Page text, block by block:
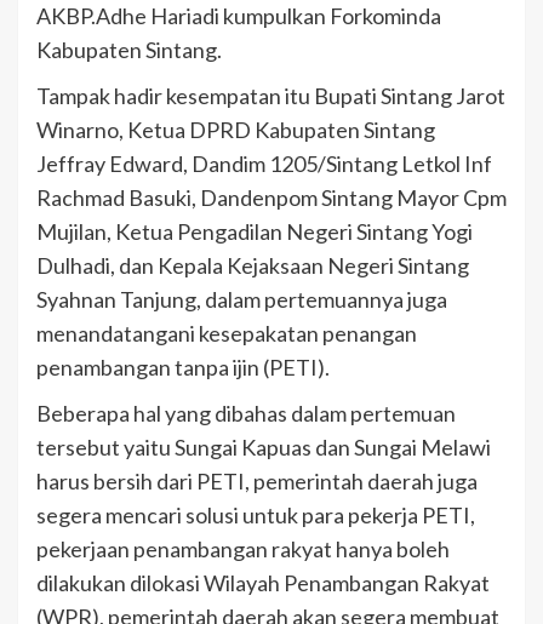
AKBP.Adhe Hariadi kumpulkan Forkominda
Kabupaten Sintang.
Tampak hadir kesempatan itu Bupati Sintang Jarot
Winarno, Ketua DPRD Kabupaten Sintang
Jeffray Edward, Dandim 1205/Sintang Letkol Inf
Rachmad Basuki, Dandenpom Sintang Mayor Cpm
Mujilan, Ketua Pengadilan Negeri Sintang Yogi
Dulhadi, dan Kepala Kejaksaan Negeri Sintang
Syahnan Tanjung, dalam pertemuannya juga
menandatangani kesepakatan penangan
penambangan tanpa ijin (PETI).
Beberapa hal yang dibahas dalam pertemuan
tersebut yaitu Sungai Kapuas dan Sungai Melawi
harus bersih dari PETI, pemerintah daerah juga
segera mencari solusi untuk para pekerja PETI,
pekerjaan penambangan rakyat hanya boleh
dilakukan dilokasi Wilayah Penambangan Rakyat
(WPR), pemerintah daerah akan segera membuat